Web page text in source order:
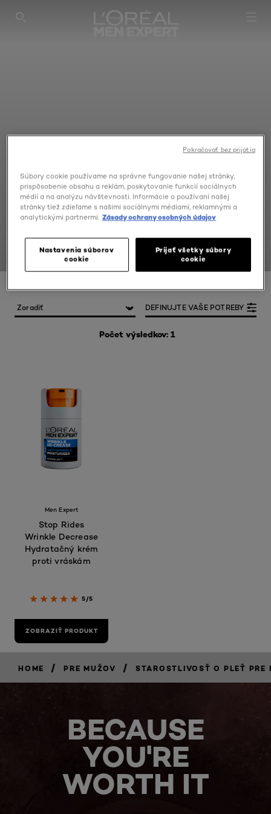
Počet výsledkov: 1
DEFINUJTE VAŠE POTREBY
Men Expert
Stop Rides
Wrinkle Decrease
Hydratačný krém
proti vráskám
5/5
ZOBRAZIŤ PRODUKT
HOME / PRE MUŽOV / STAROSTLIVOSŤ O PLEŤ PRE
BECAUSE
YOU'RE
WORTH IT
Súbory cookie používame na správne fungovanie našej stránky,
prispôsobenie obsahu a reklám, poskytovanie funkcií sociálnych
médií a na analýzu návštevnosti. Informácie o používaní našej
stránky tiež zdieľame s našimi sociálnymi médiami, reklamnými a
analytickými partnermi. Zásady ochrany osobných údajov
Nastavenia súborov
cookie
Prijať všetky súbory
cookie
Pokračovať bez prijatia